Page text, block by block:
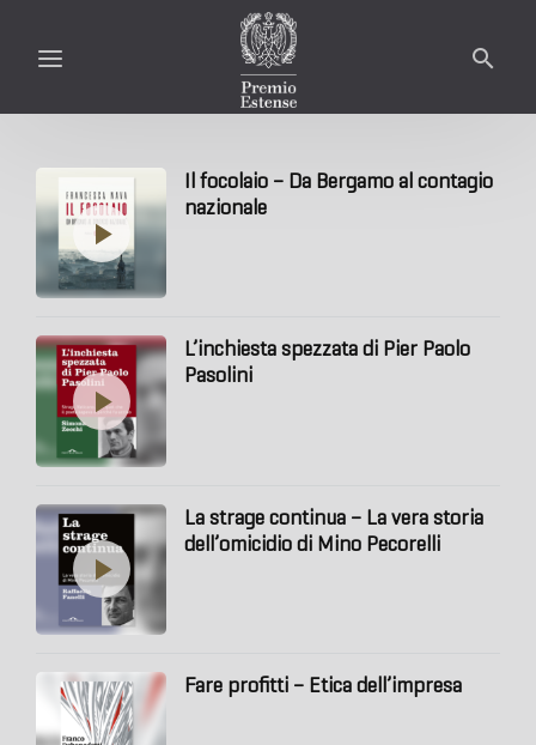
Il focolaio – Da Bergamo al contagio
nazionale
L’inchiesta spezzata di Pier Paolo
Pasolini
La strage continua – La vera storia
dell’omicidio di Mino Pecorelli
Fare profitti – Etica dell’impresa